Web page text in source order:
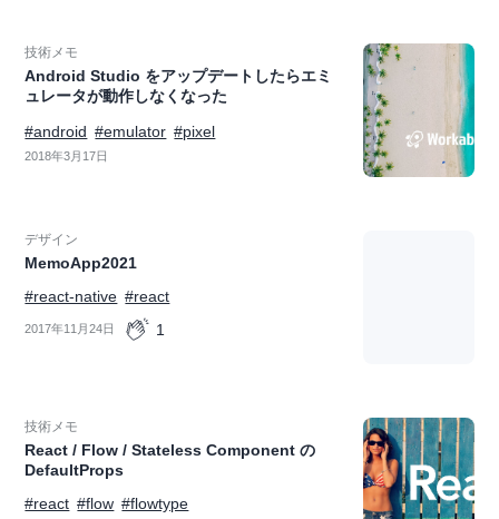
技術メモ
Android Studio をアップデートしたらエミ
ュレータが動作しなくなった
#android #emulator #pixel
2018年3月17日
デザイン
MemoApp2021
#react-native #react
2017年11月24日 1
技術メモ
React / Flow / Stateless Component の
DefaultProps
#react #flow #flowtype